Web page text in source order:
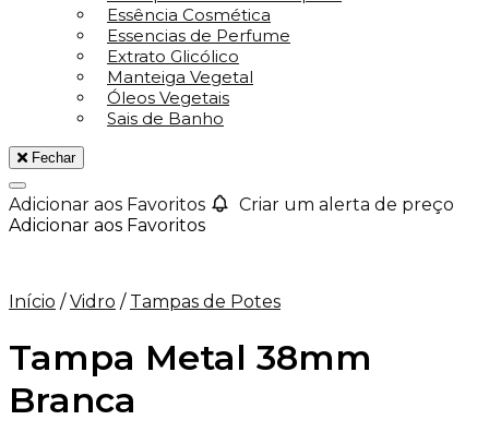
Essência Cosmética
Essencias de Perfume
Extrato Glicólico
Manteiga Vegetal
Óleos Vegetais
Sais de Banho
Fechar
Adicionar aos Favoritos
Criar um alerta de preço
Adicionar aos Favoritos
Início / Vidro / Tampas de Potes
Tampa Metal 38mm
Branca